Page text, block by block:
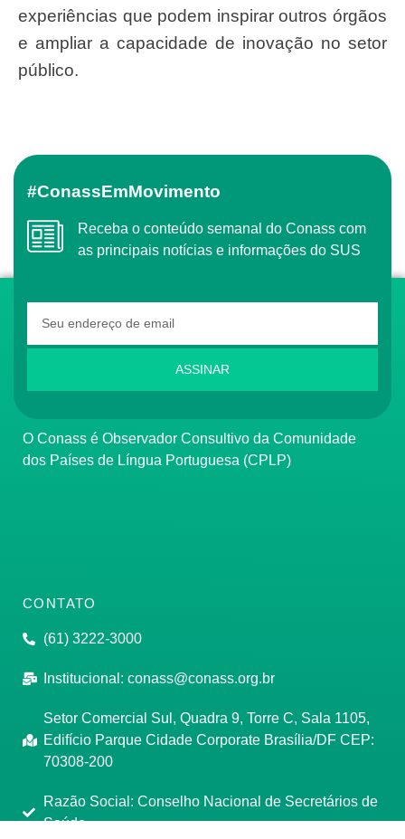
experiências que podem inspirar outros órgãos
e ampliar a capacidade de inovação no setor
público.
#ConassEmMovimento
Receba o conteúdo semanal do Conass com
as principais notícias e informações do SUS
ASSINAR
O Conass é Observador Consultivo da Comunidade
dos Países de Língua Portuguesa (CPLP)
CONTATO
(61) 3222-3000
Institucional: conass@conass.org.br
Setor Comercial Sul, Quadra 9, Torre C, Sala 1105,
Edifício Parque Cidade Corporate Brasília/DF CEP:
70308-200
Razão Social: Conselho Nacional de Secretários de
Saúde